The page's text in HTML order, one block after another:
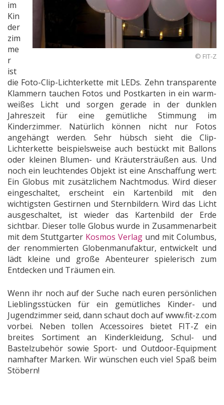
© FIT-Z
im
Kin
der
zim
me
r
ist
die Foto-Clip-Lichterkette mit LEDs. Zehn transparente
Klammern tauchen Fotos und Postkarten in ein warm-
weißes Licht und sorgen gerade in der dunklen
Jahreszeit für eine gemütliche Stimmung im
Kinderzimmer. Natürlich können nicht nur Fotos
angehängt werden. Sehr hübsch sieht die Clip-
Lichterkette beispielsweise auch bestückt mit Ballons
oder kleinen Blumen- und Kräutersträußen aus. Und
noch ein leuchtendes Objekt ist eine Anschaffung wert:
Ein Globus mit zusätzlichem Nachtmodus. Wird dieser
eingeschaltet, erscheint ein Kartenbild mit den
wichtigsten Gestirnen und Sternbildern. Wird das Licht
ausgeschaltet, ist wieder das Kartenbild der Erde
sichtbar. Dieser tolle Globus wurde in Zusammenarbeit
mit dem Stuttgarter Kosmos Verlag und mit Columbus,
der renommierten Globenmanufaktur, entwickelt und
lädt kleine und große Abenteurer spielerisch zum
Entdecken und Träumen ein.
Wenn ihr noch auf der Suche nach euren persönlichen
Lieblingsstücken für ein gemütliches Kinder- und
Jugendzimmer seid, dann schaut doch auf www.fit-z.com
vorbei. Neben tollen Accessoires bietet FIT-Z ein
breites Sortiment an Kinderkleidung, Schul- und
Bastelzubehör sowie Sport- und Outdoor-Equipment
namhafter Marken. Wir wünschen euch viel Spaß beim
Stöbern!